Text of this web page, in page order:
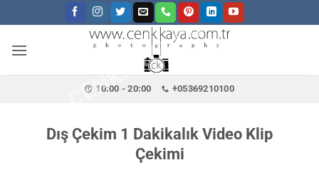
atla
CENKKAYA.COM.TR
10:00 - 20:00 +05369210100
Dış Çekim 1 Dakikalık Video Klip
Çekimi